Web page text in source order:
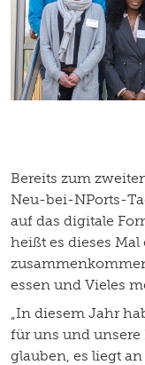
Bereits zum
Neu-bei-NPorts-
auf das digitale
heißt es dieses
essen und Vieles
„In diesem Jahr
für uns und
glauben, es liegt